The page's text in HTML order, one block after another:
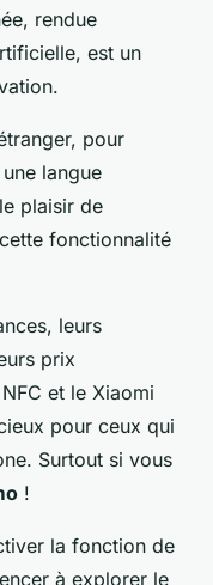
rendue
est un
pour
langue
plaisir de
fonctionnalité
leurs
prix
et le Xiaomi
pour ceux qui
Surtout si vous
!
la fonction de
à explorer le